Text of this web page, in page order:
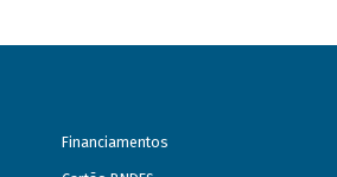
Financiamentos